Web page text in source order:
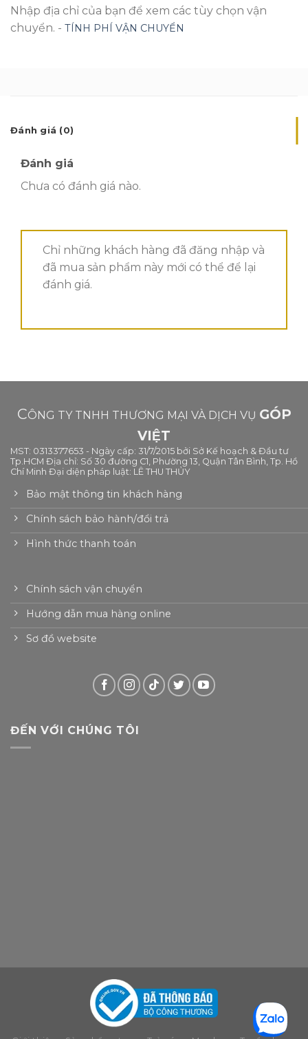
Nhập địa chỉ của bạn để xem các tùy chọn vận
chuyển. - TÍNH PHÍ VẬN CHUYỂN
Đánh giá (0)
Đánh giá
Chưa có đánh giá nào.
Chỉ những khách hàng đã đăng nhập và
đã mua sản phẩm này mới có thể để lại
đánh giá.
CÔNG TY TNHH THƯƠNG MẠI VÀ DỊCH VỤ GÓP
VIỆT
MST: 0313377653 - Ngày cấp: 31/7/2015 bởi Sở Kế hoạch & Đầu tư
Tp.HCM Địa chỉ: Số 30 đường C1, Phường 13, Quận Tân Bình, Tp. Hồ
Chí Minh Đại diện pháp luật: LÊ THU THỦY
Bảo mật thông tin khách hàng
Chính sách bảo hành/đổi trả
Hình thức thanh toán
Chính sách vận chuyển
Hướng dẫn mua hàng online
Sơ đồ website
ĐẾN VỚI CHÚNG TÔI